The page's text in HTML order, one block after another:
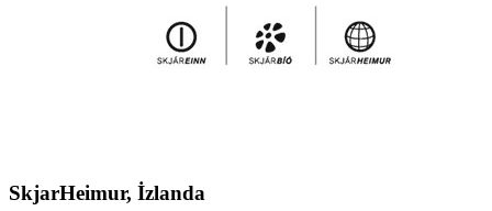
SkjarHeimur, İzlanda